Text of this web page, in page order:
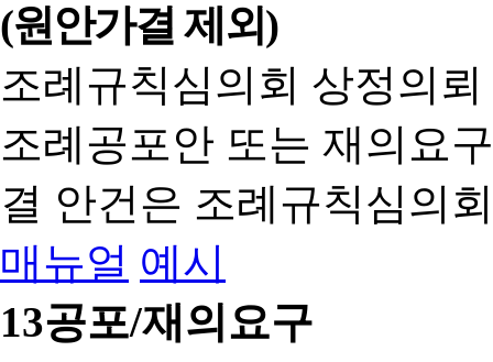
(원안가결 제외)
조례규칙심의회 상정의
조례공포안 또는 재의요
결 안건은 조례규칙심의
매뉴얼 예시
13공포/재의요구